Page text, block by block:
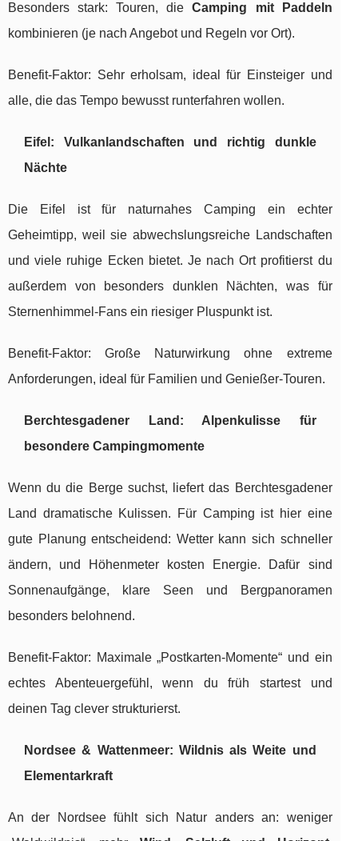
Besonders stark: Touren, dieCamping mit Paddeln
kombinieren (je nach Angebot und Regeln vor Ort).
Benefit-Faktor: Sehr erholsam, ideal für Einsteiger und
alle, die das Tempo bewusst runterfahren wollen.
Eifel: Vulkanlandschaften und richtig dunkle
Nächte
Die Eifel ist für naturnahes Camping ein echter
Geheimtipp, weil sie abwechslungsreiche Landschaften
und viele ruhige Ecken bietet. Je nach Ort profitierst du
außerdem von besonders dunklen Nächten, was für
Sternenhimmel-Fans ein riesiger Pluspunkt ist.
Benefit-Faktor: Große Naturwirkung ohne extreme
Anforderungen, ideal für Familien und Genießer-Touren.
Berchtesgadener Land: Alpenkulisse für
besondere Campingmomente
Wenn du die Berge suchst, liefert das Berchtesgadener
Land dramatische Kulissen. Für Camping ist hier eine
gute Planung entscheidend: Wetter kann sich schneller
ändern, und Höhenmeter kosten Energie. Dafür sind
Sonnenaufgänge, klare Seen und Bergpanoramen
besonders belohnend.
Benefit-Faktor: Maximale „Postkarten-Momente“ und ein
echtes Abenteuergefühl, wenn du früh startest und
deinen Tag clever strukturierst.
Nordsee & Wattenmeer: Wildnis als Weite und
Elementarkraft
An der Nordsee fühlt sich Natur anders an: weniger